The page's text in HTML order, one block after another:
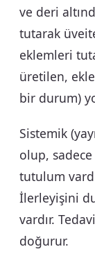
ve deri
tutarak
eklemleri
üretilen,
bir durum)
Sistemik
olup,
tutulum
İlerleyişini
vardır.
doğurur.